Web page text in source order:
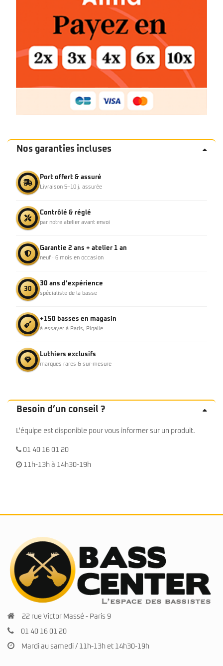
Nos garanties incluses
Port offert & assuré
Livraison 5–10 j, assurée
Contrôlé & réglé
par notre atelier avant envoi
Garantie 2 ans + atelier 1 an
neuf · 6 mois en occasion
30
30 ans d’expérience
spécialiste de la basse
+150 basses en magasin
à essayer à Paris, Pigalle
Luthiers exclusifs
marques rares & sur-mesure
Besoin d’un conseil ?
L'équipe est disponible pour vous informer sur un produit.
01 40 16 01 20
11h-13h à 14h30-19h
22 rue Victor Massé - Paris 9
01 40 16 01 20
Mardi au samedi / 11h-13h et 14h30-19h